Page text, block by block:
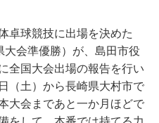
卓球競技に出場を決めた
会準優勝）が、島田市役
全国大会出場の報告を行い
（土）から長崎県大村市で
大会まであと一か月ほどで